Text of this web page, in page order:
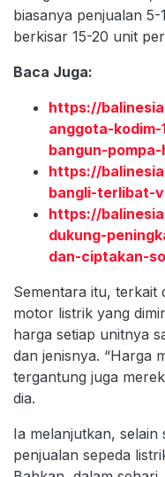
biasanya penjualan
berkisar 15-20 unit
Baca Juga:
https://
anggota-
bangun-
https://
bangli-terlibat-
https://
dukung-
dan-ciptakan-
Sementara itu, terkait
motor listrik yang
harga setiap unitnya
dan jenisnya. “Harga
tergantung juga
dia.
Ia melanjutkan,
penjualan sepeda